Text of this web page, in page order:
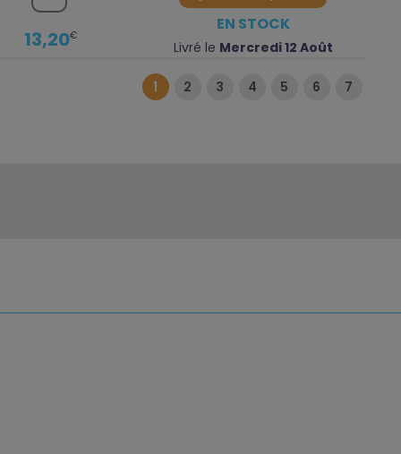
13,20€
EN STOCK
Livré le Mercredi 12 Août
1 2 3 4 5 6 7